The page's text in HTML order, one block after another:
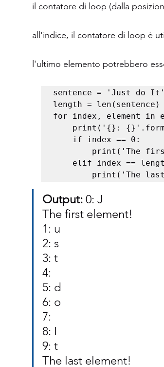
il contatore di loop (dalla
all'indice, il contatore di loop è
l'ultimo elemento potrebbero
sentence = 'Just do It'
length = len(sentence)
for index, element in
print('The
Output: 0: J
The first element!
1: u
2: s
3: t
4:
5: d
6: o
7:
8: I
9: t
The last element!